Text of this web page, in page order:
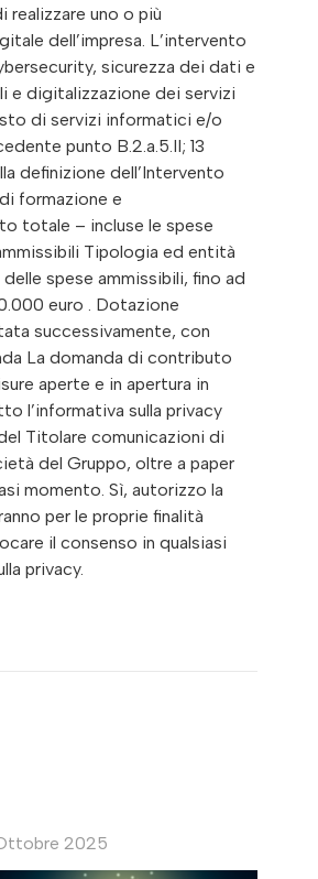
uno o più
dell’impresa. L’intervento
sicurezza dei dati e
e digitalizzazione dei servizi
di servizi informatici e/o
punto B.2.a.5.II; 13
definizione dell’Intervento
formazione e
totale – incluse le spese
Tipologia ed entità
spese ammissibili, fino ad
euro . Dotazione
successivamente, con
La domanda di contributo
aperte e in apertura in
l’informativa sulla privacy
Titolare comunicazioni di
del Gruppo, oltre a paper
momento. Sì, autorizzo la
per le proprie finalità
il consenso in qualsiasi
privacy.
2025